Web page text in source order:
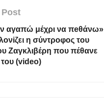
αγαπώ μέχρι να πeθάνω»
η σύντροφος του
Ζαγκλιβέρη που πέθανε
(video)